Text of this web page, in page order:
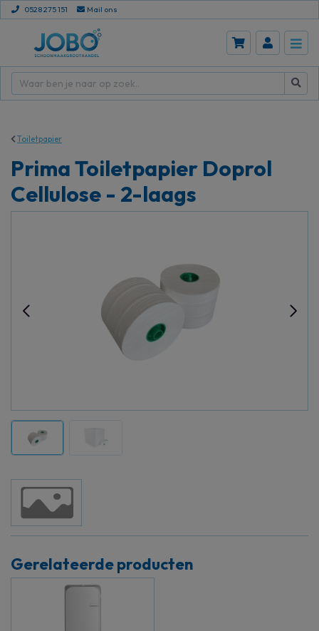
0528 275 151 Mail ons
Toiletpapier
Prima Toiletpapier Doprol
Cellulose - 2-laags
Gerelateerde producten